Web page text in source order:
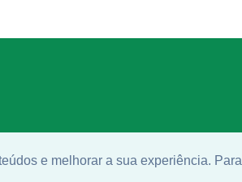
e melhorar a sua experiência.